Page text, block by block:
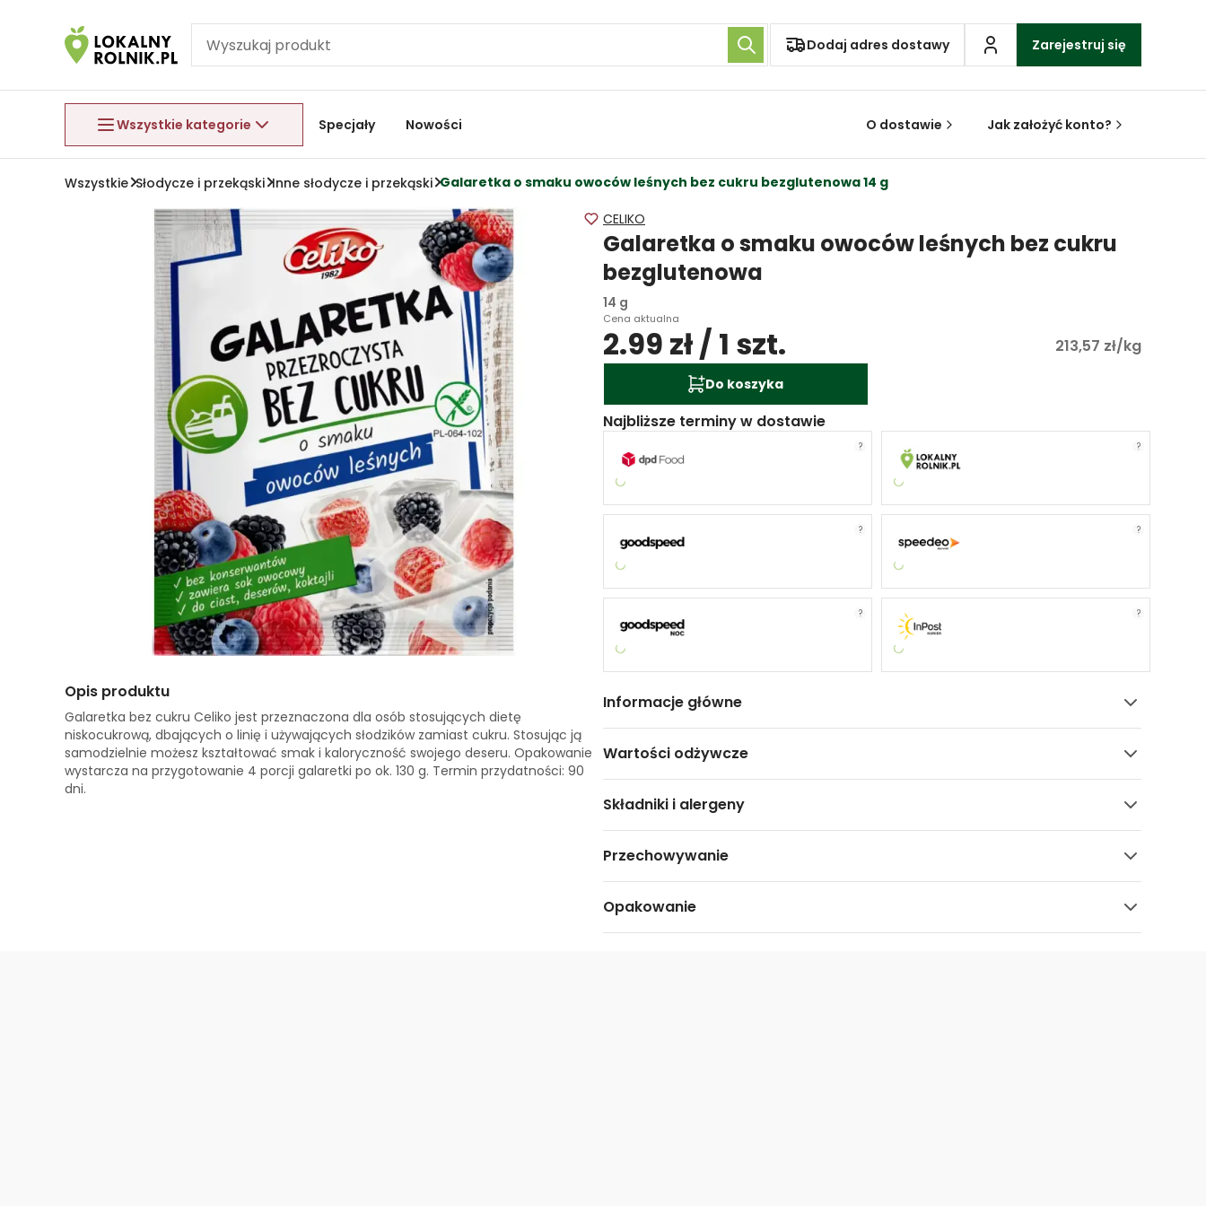
Dodaj adres dostawy Zarejestruj się
Wszystkie kategorie
Aby wyjść z menu, naciśnij przycisk Esc.
Specjały
Nowości O dostawie Jak założyć konto?
Wszystkie Słodycze i przekąski Inne słodycze i przekąski Galaretka o smaku owoców leśnych bez cukru bezglutenowa 14 g
Opis produktu
Galaretka bez cukru Celiko jest przeznaczona dla osób stosujących dietę
niskocukrową, dbających o linię i używających słodzików zamiast cukru. Stosując ją
samodzielnie możesz kształtować smak i kaloryczność swojego deseru. Opakowanie
wystarcza na przygotowanie 4 porcji galaretki po ok. 130 g. Termin przydatności: 90
dni.
CELIKO
Galaretka o smaku owoców leśnych bez cukru
bezglutenowa
14 g
Cena aktualna
2.99 zł / 1 szt. 213,57 zł/kg
Do koszyka
Najbliższe terminy w dostawie
? ?
? ?
? ?
Informacje główne
Wartości odżywcze
Składniki i alergeny
Przechowywanie
Opakowanie